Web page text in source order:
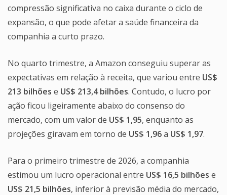
compressão significativa no caixa durante o ciclo de
expansão, o que pode afetar a saúde financeira da
companhia a curto prazo.
No quarto trimestre, a Amazon conseguiu superar as
expectativas em relação à receita, que variou entre US$
213 bilhões e US$ 213,4 bilhões. Contudo, o lucro por
ação ficou ligeiramente abaixo do consenso do
mercado, com um valor de US$ 1,95, enquanto as
projeções giravam em torno de US$ 1,96a US$ 1,97.
Para o primeiro trimestre de 2026, a companhia
estimou um lucro operacional entre US$ 16,5 bilhões e
US$ 21,5 bilhões, inferior à previsão média do mercado,